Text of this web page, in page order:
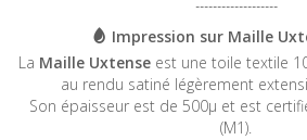
-------------------
Impression sur Maille
La Maille Uxtense est une toile textile
au rendu satiné légèrement
Son épaisseur est de 500µ et est
(M1).